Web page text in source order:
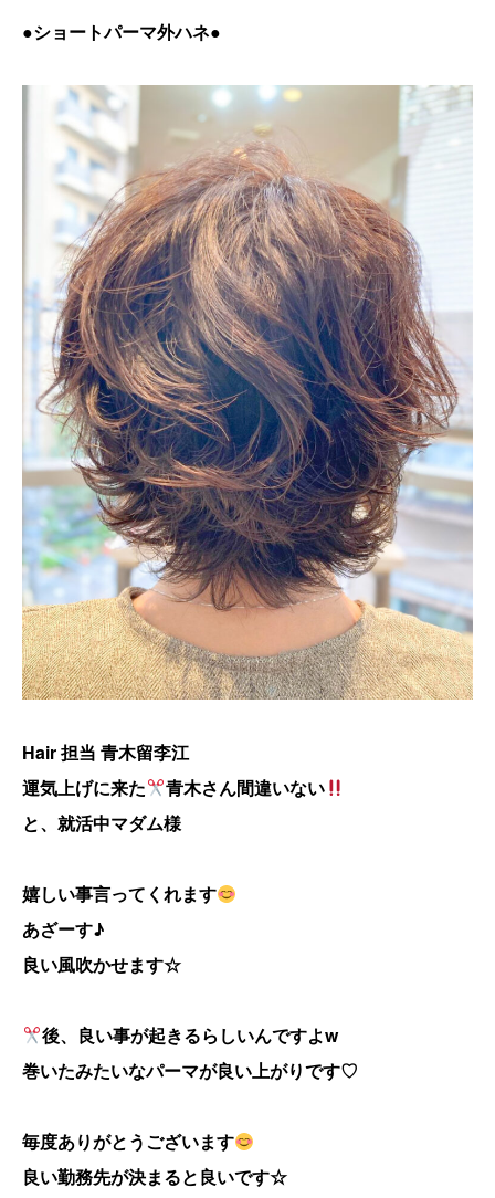
●ショートパーマ外ハネ●
Hair 担当 青木留李江
運気上げに来た
青木さん間違いない
と、就活中マダム様
嬉しい事言ってくれます
あざーす♪
良い風吹かせます☆
後、良い事が起きるらしいんですよw
巻いたみたいなパーマが良い上がりです♡
毎度ありがとうございます
良い勤務先が決まると良いです☆